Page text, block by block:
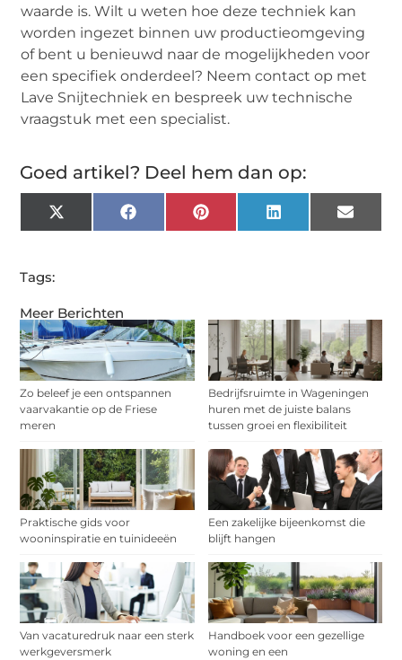
Meer Berichten
Zo beleef je een ontspannen
vaarvakantie op de Friese
meren
Bedrijfsruimte in Wageningen
huren met de juiste balans
tussen groei en flexibiliteit
Praktische gids voor
wooninspiratie en tuinideeën
Een zakelijke bijeenkomst die
blijft hangen
Van vacaturedruk naar een sterk
werkgeversmerk
Handboek voor een gezellige
woning en een
waarde is. Wilt u weten hoe deze techniek kan
worden ingezet binnen uw productieomgeving
of bent u benieuwd naar de mogelijkheden voor
een specifiek onderdeel? Neem contact op met
Lave Snijtechniek en bespreek uw technische
vraagstuk met een specialist.
Goed artikel? Deel hem dan op:
X
(Twitter)
FacebookPinterest LinkedIn Email
Tags: